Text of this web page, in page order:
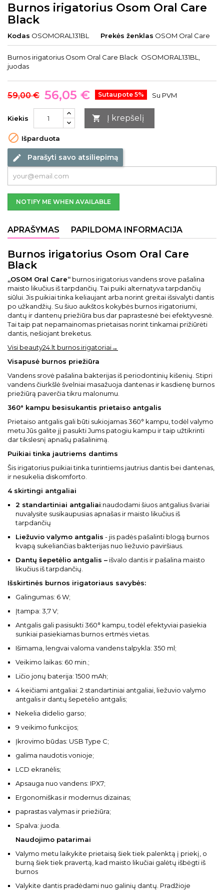
Burnos irigatorius Osom Oral Care
Black
Kodas OSOMORAL131BL Prekės ženklas OSOM Oral Care
Burnos irigatorius Osom Oral Care Black OSOMORAL131BL,
juodas
59,00 € 56,05 € Sutaupote 5% Su PVM
Kiekis  Į krepšelį
 Išparduota
edit Parašyti savo atsiliepimą
NOTIFY ME WHEN AVAILABLE
APRAŠYMAS PAPILDOMA INFORMACIJA
Burnos irigatorius Osom Oral Care
Black
„OSOM Oral Care“ burnos irigatorius vandens srove pašalina
maisto likučius iš tarpdančių. Tai puiki alternatyva tarpdančių
siūlui. Jis puikiai tinka keliaujant arba norint greitai išsivalyti dantis
po užkandžių. Su šiuo aukštos kokybės burnos irigatoriumi,
dantų ir dantenų priežiūra bus dar paprastesnė bei efektyvesnė.
Tai taip pat nepamainomas prietaisas norint tinkamai prižiūrėti
dantis, nešiojant breketus.
Visi beauty24.lt burnos irigatoriai→
Visapusė burnos priežiūra
Vandens srovė pašalina bakterijas iš periodontinių kišenių. Stipri
vandens čiurkšlė švelniai masažuoja dantenas ir kasdienę burnos
priežiūrą paverčia tikru malonumu.
360° kampu besisukantis prietaiso antgalis
Prietaiso antgalis gali būti sukiojamas 360° kampu, todėl valymo
metu Jūs galite jį pasukti Jums patogiu kampu ir taip užtikrinti
dar tikslesnį apnašų pašalinimą.
Puikiai tinka jautriems dantims
Šis irigatorius puikiai tinka turintiems jautrius dantis bei dantenas,
ir nesukelia diskomforto.
4 skirtingi antgaliai
2 standartiniai antgaliai:naudodami šiuos antgalius švariai
nuvalysite susikaupusias apnašas ir maisto likučius iš
tarpdančių
Liežuvio valymo antgalis - jis padės pašalinti blogą burnos
kvapą sukeliančias bakterijas nuo liežuvio paviršiaus.
Dantų šepetėlio antgalis – išvalo dantis ir pašalina maisto
likučius iš tarpdančių.
Išskirtinės burnos irigatoriaus savybės:
Galingumas: 6 W;
Įtampa: 3,7 V;
Antgalis gali pasisukti 360° kampu, todėl efektyviai pasiekia
sunkiai pasiekiamas burnos ertmės vietas.
Išimama, lengvai valoma vandens talpykla: 350 ml;
Veikimo laikas: 60 min.;
Ličio jonų baterija: 1500 mAh;
4 keičiami antgaliai: 2 standartiniai antgaliai, liežuvio valymo
antgalis ir dantų šepetėlio antgalis;
Nekelia didelio garso;
9 veikimo funkcijos;
Įkrovimo būdas: USB Type C;
galima naudotis vonioje;
LCD ekranėlis;
Apsauga nuo vandens: IPX7;
Ergonomiškas ir modernus dizainas;
paprastas valymas ir priežiūra;
Spalva: juoda.
Naudojimo patarimai
Valymo metu laikykite prietaisą šiek tiek palenktą į priekį, o
burną šiek tiek pravertą, kad maisto likučiai galėtų išbėgti iš
burnos
Valykite dantis pradėdami nuo galinių dantų. Pradžioje